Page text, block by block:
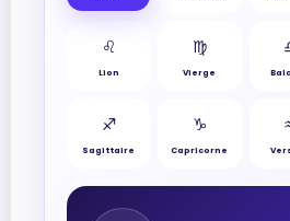
♌︎
Lion
♍︎
Vierge
♐︎
Sagittaire
♑︎
Capricorne